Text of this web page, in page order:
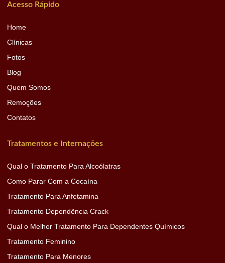
Acesso Rápido
Home
Clínicas
Fotos
Blog
Quem Somos
Remoções
Contatos
Tratamentos e Internações
Qual o Tratamento Para Alcoólatras
Como Parar Com a Cocaína
Tratamento Para Anfetamina
Tratamento Dependência Crack
Qual o Melhor Tratamento Para Dependentes Químicos
Tratamento Feminino
Tratamento Para Menores